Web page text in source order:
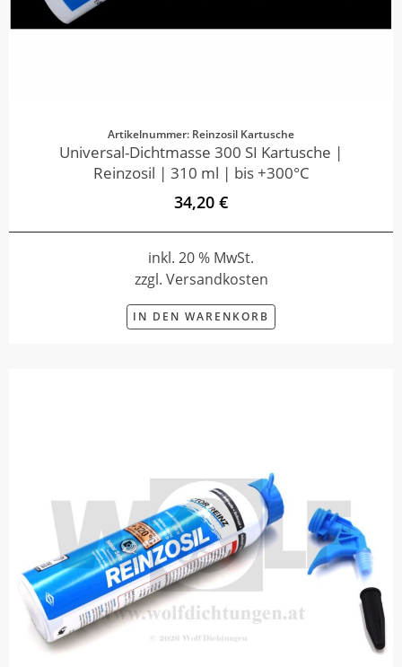
Artikelnummer: Reinzosil Kartusche
Universal-Dichtmasse 300 SI Kartusche |
Reinzosil | 310 ml | bis +300°C
34,20 €
inkl. 20 % MwSt.
zzgl. Versandkosten
IN DEN WARENKORB